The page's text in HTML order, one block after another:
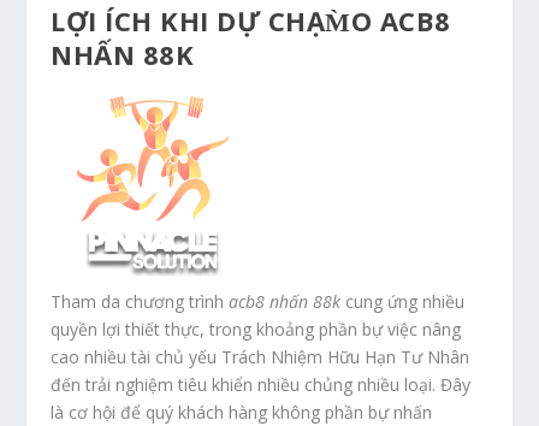
LỢI ÍCH KHI DỰ CHẠM̀O ACB8
NHẤN 88K
Tham da chương trìnhacb8 nhấn 88k cung ứng nhiều
quyền lợi thiết thực, trong khoảng phần bự việc nâng
cao nhiều tài chủ yếu Trách Nhiệm Hữu Hạn Tư Nhân
đến trải nghiệm tiêu khiển nhiều chủng nhiều loại. Đây
là cơ hội để quý khách hàng không phần bự nhấn